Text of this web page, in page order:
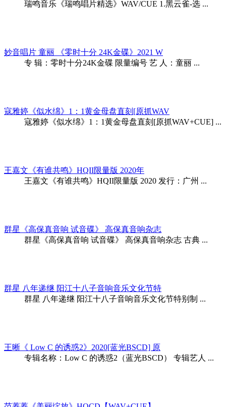
瑞鸣音乐《瑞鸣唱片精选》WAV/CUE 1.黑云雀-选 ...
妙音唱片 童丽 《零时十分 24K金碟》2021 W
专 辑：零时十分24K金碟 限量编号 艺 人：童丽 ...
寇雅婷《似水绵》1：1黄金母盘直刻[原抓WAV
寇雅婷《似水绵》1：1黄金母盘直刻[原抓WAV+CUE] ...
王嘉文《有谁共鸣》HQII限量版 2020年
王嘉文《有谁共鸣》HQII限量版 2020 发行：广州 ...
群星《高保真音响 试音碟》 高保真音响杂志
群星《高保真音响 试音碟》 高保真音响杂志 古典 ...
群星 八年递继 阳江十八子音响音乐文化节特
群星 八年递继 阳江十八子音响音乐文化节特别制 ...
王晰《 Low C 的诱惑2》2020[蓝光BSCD] 原
专辑名称：Low C 的诱惑2（蓝光BSCD） 专辑艺人 ...